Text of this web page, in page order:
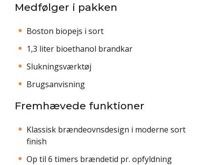
Medfølger i pakken
Boston biopejs i sort
1,3 liter bioethanol brandkar
Slukningsværktøj
Brugsanvisning
Fremhævede funktioner
Klassisk brændeovnsdesign i moderne sort
finish
Op til 6 timers brændetid pr. opfyldning